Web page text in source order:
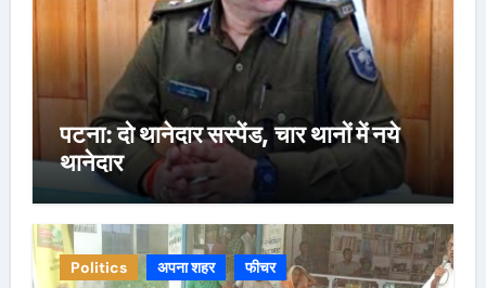
पटना: दो थानेदार सस्पेंड, चार थानों में नये
थानेदार
Politics अपना शहर फीचर